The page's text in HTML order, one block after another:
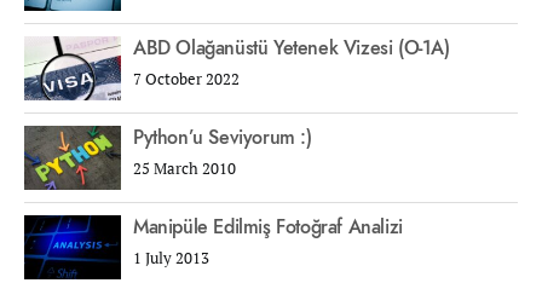
ABD Olağanüstü Yetenek Vizesi (O-1A)
7 October 2022
Python’u Seviyorum :)
25 March 2010
Manipüle Edilmiş Fotoğraf Analizi
1 July 2013